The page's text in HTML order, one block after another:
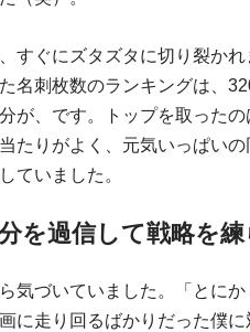
ぐにズタズタに切り裂かれ
名刺枚数のランキングは、
が、です。トップを取った
たりがよく、元気いっぱい
ていました。
を過信して戦略を
気づいていました。「とにか
に走り回るばかりだった僕